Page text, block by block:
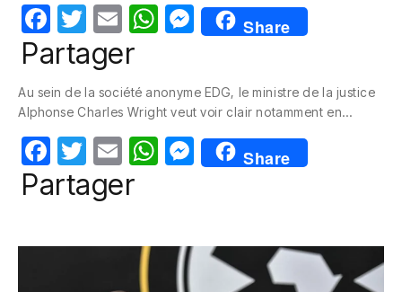
F
a
e
b
o
o
T
w
itt
er
E
m
W
s
A
p
M
e
e
n
g
Share
Partager
Au sein de la société anonyme EDG, le ministre de la justice
Alphonse Charles Wright veut voir clair notamment en…
F
a
T
w
itt
E
m
W
A
M
e
Share
Partager